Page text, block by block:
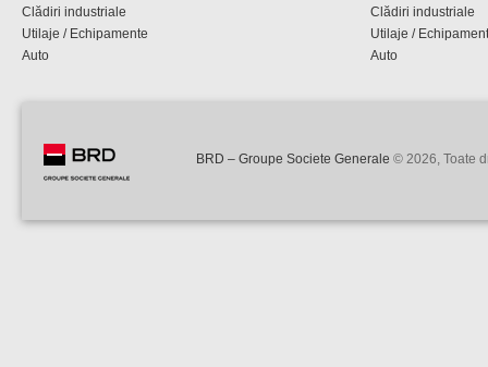
Clădiri industriale
Utilaje / Echipamente
Auto
Clădiri industriale
Utilaje /
Auto
BRD – Groupe Societe Generale © 2026, Toate